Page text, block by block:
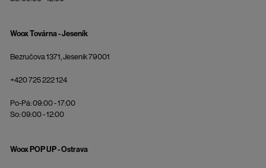
Woox Továrna - Jeseník
Bezručova 1371, Jeseník 79001
+420 725 222 124
Po-Pá: 09:00 - 17:00
So: 09:00 - 12:00
Woox POP UP - Ostrava